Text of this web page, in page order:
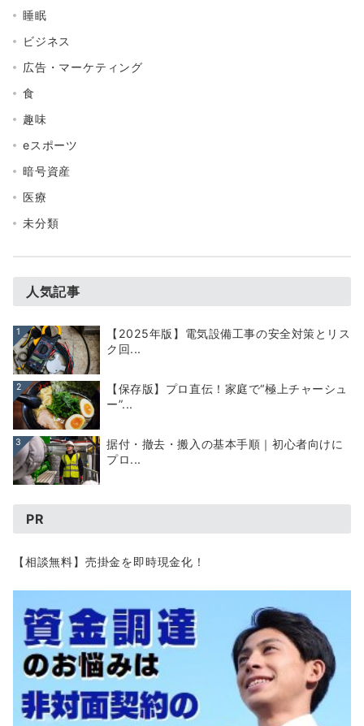
睡眠
ビジネス
広告・マーケティング
食
趣味
eスポーツ
暗号資産
医療
未分類
人気記事
1
【2025年版】電気設備工事の安全対策とリス
ク回...
2
【保存版】プロ直伝！家庭で“極上チャーシュ
ー”...
3
据付・撤去・搬入の基本手順｜初心者向けに
プロ...
PR
【相談無料】売掛金を即時現金化！